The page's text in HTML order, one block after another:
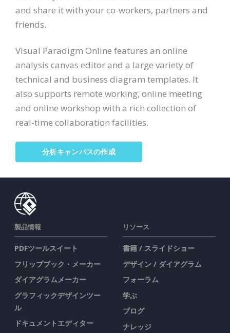
and share it with your co-workers, partners and
friends.
Visual Paradigm Online features an online
analysis canvas editor and a large variety of
technical and business diagram templates. It
also supports remote working, online meeting
and online workshop with a rich collection of
real-time collaboration facilities.
分析キャンバスの作成
製品情報
PDFツールスイート
フリップブック・メーカー
ダイアグラムメーカー
グラフィックデザインツー
ル
ドキュメントエディター
リソース
書籍 / スライドショー
デザイン / ダイアグラム
フォーラム
学ぶ
ブログ
ナレッジ